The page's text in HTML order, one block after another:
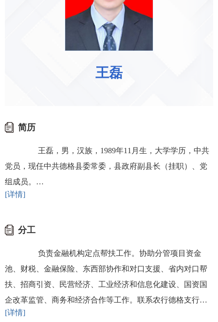
王磊
简历
王磊，男，汉族，1989年11月生，大学学历，中共
党员，现任中共德格县委常委，县政府副县长（挂职）、党
组成员。…
[详情]
分工
负责金融机构定点帮扶工作。协助分管项目资金
池、财税、金融保险、东西部协作和对口支援、省内对口帮
扶、招商引资、民营经济、工业经济和信息化建设、国资国
企改革监管、商务和经济合作等工作。联系农行德格支行、
[详情]